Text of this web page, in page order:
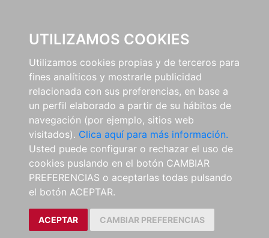
UTILIZAMOS COOKIES
Utilizamos cookies propias y de terceros para
fines analíticos y mostrarle publicidad
relacionada con sus preferencias, en base a
un perfil elaborado a partir de su hábitos de
navegación (por ejemplo, sitios web
visitados). Clica aquí para más información.
Usted puede configurar o rechazar el uso de
cookies puslando en el botón CAMBIAR
PREFERENCIAS o aceptarlas todas pulsando
el botón ACEPTAR.
ACEPTAR CAMBIAR PREFERENCIAS